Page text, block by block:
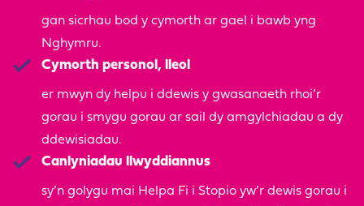
gan sicrhau bod y cymorth ar gael i bawb yng
Nghymru.
Cymorth personol, lleol
er mwyn dy helpu i ddewis y gwasanaeth rhoi’r
gorau i smygu gorau ar sail dy amgylchiadau a dy
ddewisiadau.
Canlyniadau llwyddiannus
sy’n golygu mai Helpa Fi i Stopio yw’r dewis gorau i